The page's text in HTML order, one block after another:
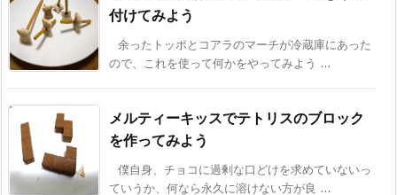
付けてみよう
余ったトッポとコアラのマーチが冷蔵庫にあった
ので、これを使って何かをやってみよう ...
メルティーキッスでテトリスのブロック
を作ってみよう
僕自身、チョコに過剰な口どけを求めていないっ
ていうか、何なら永久に溶けない方が良 ...